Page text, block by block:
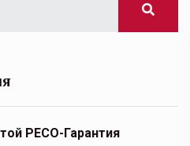
РЕСО-Гарантия